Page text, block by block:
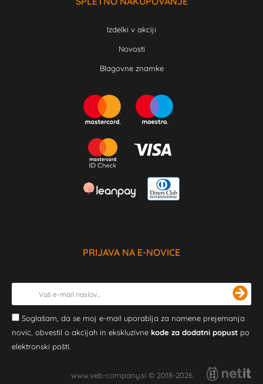
Izdelki v akciji
Novosti
Blagovne znamke
PRIJAVA NA E-NOVICE
Soglašam, da se moj e-mail uporablja za namene prejemanja
novic, obvestil o akcijah in ekskluzivne kode za dodatni popust po
elektronski pošti.
www.veb-company.si © 2018-2026